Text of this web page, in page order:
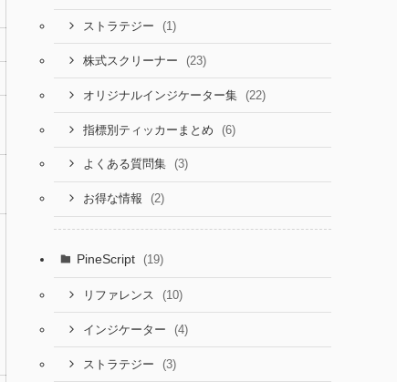
ストラテジー (1)
株式スクリーナー (23)
オリジナルインジケーター集 (22)
指標別ティッカーまとめ (6)
よくある質問集 (3)
お得な情報 (2)
PineScript (19)
リファレンス (10)
インジケーター (4)
ストラテジー (3)